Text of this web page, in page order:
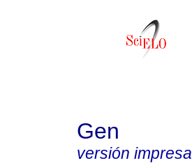
Gen
versión impresa